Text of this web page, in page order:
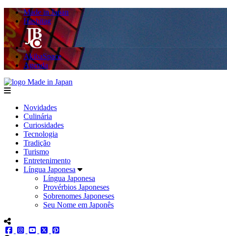
Made in Japan
Hashitag
AkibaSpace
Agenda
menu
Novidades
Culinária
Curiosidades
Tecnologia
Tradição
Turismo
Entretenimento
Língua Japonesa
Língua Japonesa
Provérbios Japoneses
Sobrenomes Japoneses
Seu Nome em Japonês
menu redes social
facebookinstagram
youtube
twitter